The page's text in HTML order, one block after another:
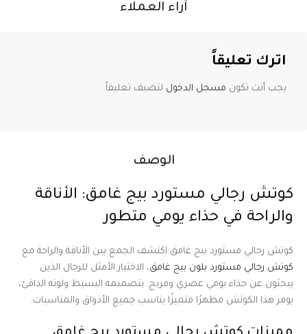
الوصف
كوتش رجالي مستورد بيج غامق: الأناقة
والراحة في حذاء يومي متطور
كوتش رجالي مستورد بيج غامق اكتشف الجمع بين الأناقة والراحة مع
كوتش رجالي مستورد بلون بيج غامق، الاختيار الأمثل للرجال الذين
يبحثون عن حذاء يومي عصري ومريح. بتصميمه البسيط ولونه الدافئ،
يوفر هذا الكوتش مظهرًا متميزًا يناسب جميع الأذواق والمناسبات.
آراء العملاء
اترك تعليقاً
يجب أنت تكون مسجل الدخول لتضيف تعليقاً.